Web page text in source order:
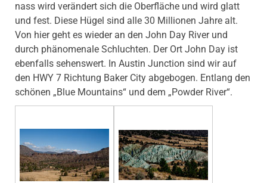
nass wird verändert sich die Oberfläche und wird glatt
und fest. Diese Hügel sind alle 30 Millionen Jahre alt.
Von hier geht es wieder an den John Day River und
durch phänomenale Schluchten. Der Ort John Day ist
ebenfalls sehenswert. In Austin Junction sind wir auf
den HWY 7 Richtung Baker City abgebogen. Entlang den
schönen „Blue Mountains“ und dem „Powder River“.